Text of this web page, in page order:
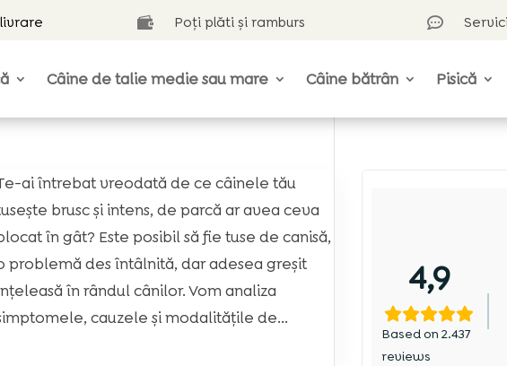
 Poți plăti și ramburs 
Câine de talie medie sau mare Câine bătrân Pisică
ai întrebat vreodată de ce câinele tău
brusc și intens, de parcă ar avea ceva
în gât? Este posibil să fie tuse de canisă,
problemă des întâlnită, dar adesea greșit
în rândul cânilor. Vom analiza
cauzele și modalitățile de...
4,9
Based on 2.437
reviews